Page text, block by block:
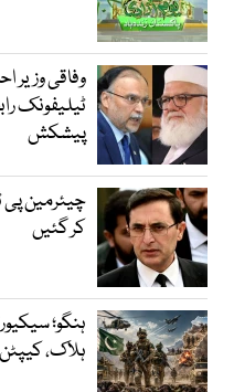
وفاقی وزیر
ٹیلیفونک
پیشکش
چیئرمین پی
کر گئیں
ہلاک،